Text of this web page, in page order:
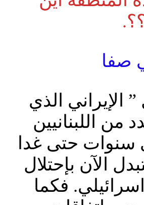
صفا
” الإيراني الذي
من اللبنانيين
حتى غدا
الآن بإحتلال
فكما